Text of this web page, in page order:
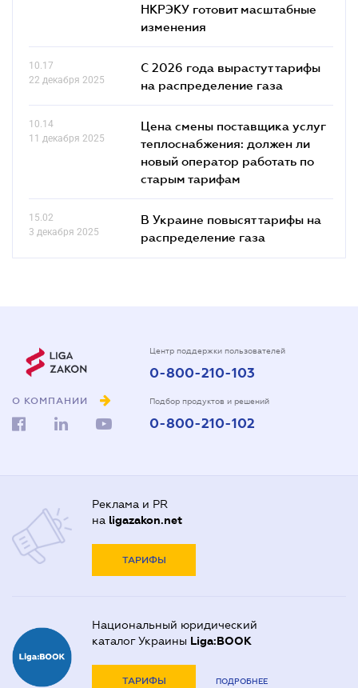
НКРЭКУ готовит масштабные
изменения
10.17
22 декабря 2025
С 2026 года вырастут тарифы
на распределение газа
10.14
11 декабря 2025
Цена смены поставщика услуг
теплоснабжения: должен ли
новый оператор работать по
старым тарифам
15.02
3 декабря 2025
В Украине повысят тарифы на
распределение газа
О КОМПАНИИ
Центр поддержки пользователей
0-800-210-103
Подбор продуктов и решений
0-800-210-102
Реклама и PR
на ligazakon.net
ТАРИФЫ
Национальный юридический
каталог Украины Liga:BOOK
ТАРИФЫ ПОДРОБНЕЕ